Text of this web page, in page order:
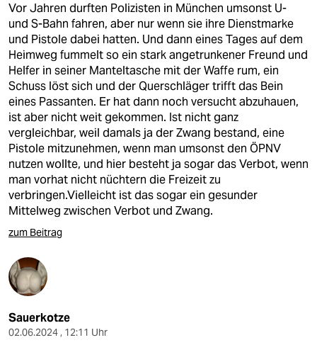
Vor Jahren durften Polizisten in München umsonst U-
und S-Bahn fahren, aber nur wenn sie ihre Dienstmarke
und Pistole dabei hatten. Und dann eines Tages auf dem
Heimweg fummelt so ein stark angetrunkener Freund und
Helfer in seiner Manteltasche mit der Waffe rum, ein
Schuss löst sich und der Querschläger trifft das Bein
eines Passanten. Er hat dann noch versucht abzuhauen,
ist aber nicht weit gekommen. Ist nicht ganz
vergleichbar, weil damals ja der Zwang bestand, eine
Pistole mitzunehmen, wenn man umsonst den ÖPNV
nutzen wollte, und hier besteht ja sogar das Verbot, wenn
man vorhat nicht nüchtern die Freizeit zu
verbringen.Vielleicht ist das sogar ein gesunder
Mittelweg zwischen Verbot und Zwang.
zum Beitrag
Sauerkotze
02.06.2024 , 12:11 Uhr